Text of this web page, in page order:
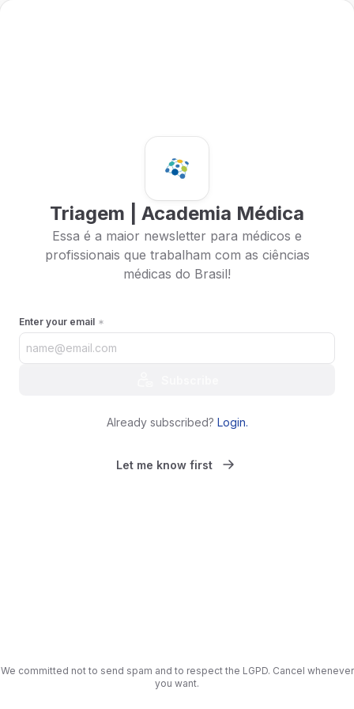
Triagem | Academia Médica
Essa é a maior newsletter para médicos e
profissionais que trabalham com as ciências
médicas do Brasil!
Enter your email
Already subscribed? Login.
Let me know first
We committed not to send spam and to respect the LGPD. Cancel whenever
you want.